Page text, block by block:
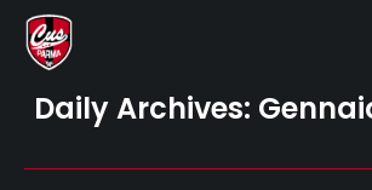
Daily Archives: